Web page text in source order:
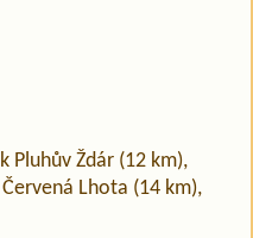
Pluhův Ždár (12 km),
Lhota (14 km),